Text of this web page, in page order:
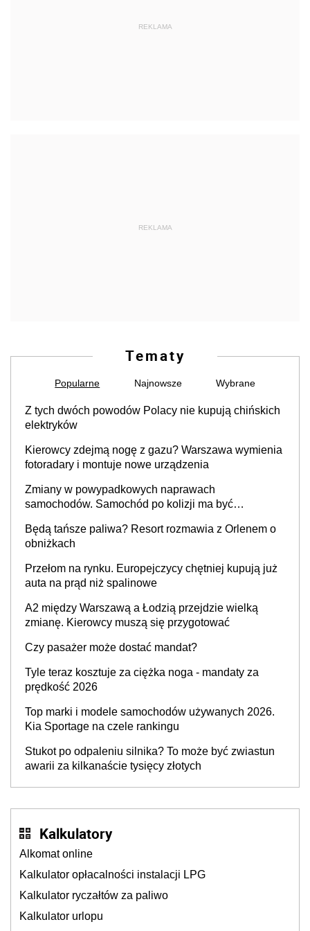
REKLAMA
REKLAMA
Tematy
Popularne Najnowsze Wybrane
Z tych dwóch powodów Polacy nie kupują chińskich
elektryków
Kierowcy zdejmą nogę z gazu? Warszawa wymienia
fotoradary i montuje nowe urządzenia
Zmiany w powypadkowych naprawach
samochodów. Samochód po kolizji ma być
producenta
Będą tańsze paliwa? Resort rozmawia z Orlenem o
obniżkach
Przełom na rynku. Europejczycy chętniej kupują już
auta na prąd niż spalinowe
A2 między Warszawą a Łodzią przejdzie wielką
zmianę. Kierowcy muszą się przygotować
Czy pasażer może dostać mandat?
Tyle teraz kosztuje za ciężka noga - mandaty za
prędkość 2026
Top marki i modele samochodów używanych 2026.
Kia Sportage na czele rankingu
Stukot po odpaleniu silnika? To może być zwiastun
awarii za kilkanaście tysięcy złotych
Kalkulatory
Alkomat online
Kalkulator opłacalności instalacji LPG
Kalkulator ryczałtów za paliwo
Kalkulator urlopu